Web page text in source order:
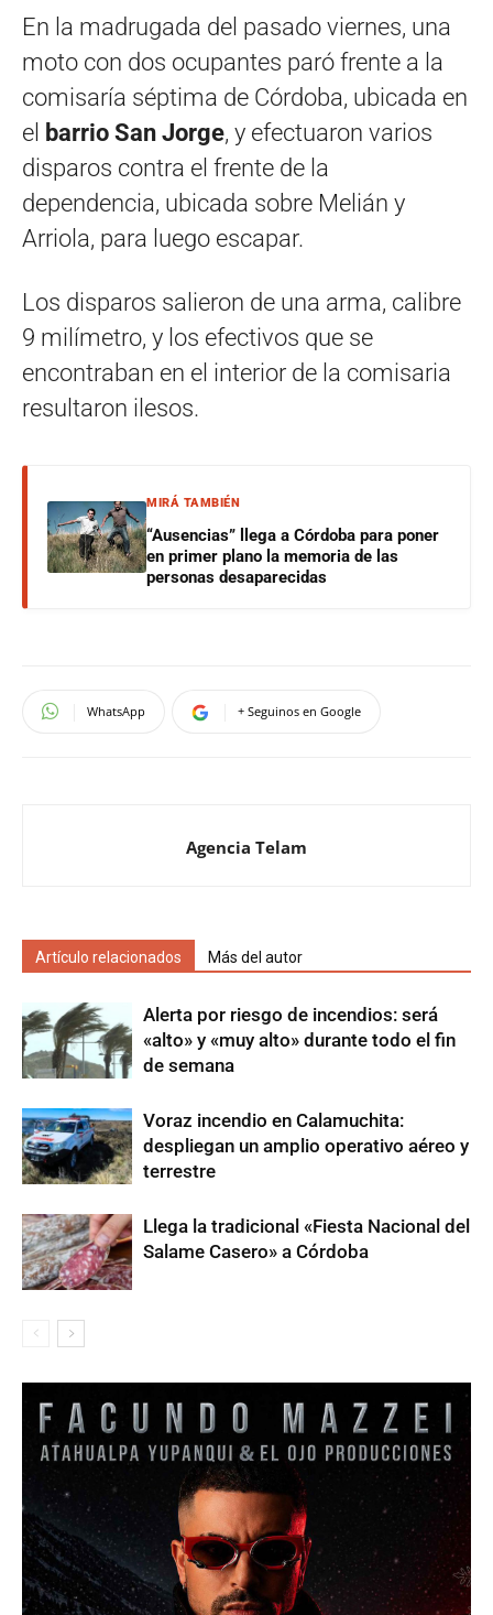
En la madrugada del pasado viernes, una
moto con dos ocupantes paró frente a la
comisaría séptima de Córdoba, ubicada en
el barrio San Jorge, y efectuaron varios
disparos contra el frente de la
dependencia, ubicada sobre Melián y
Arriola, para luego escapar.
Los disparos salieron de una arma, calibre
9 milímetro, y los efectivos que se
encontraban en el interior de la comisaria
resultaron ilesos.
MIRÁ TAMBIÉN
“Ausencias” llega a Córdoba para poner
en primer plano la memoria de las
personas desaparecidas
WhatsApp + Seguinos en Google
Agencia Telam
Artículo relacionados Más del autor
Alerta por riesgo de incendios: será
«alto» y «muy alto» durante todo el fin
de semana
Voraz incendio en Calamuchita:
despliegan un amplio operativo aéreo y
terrestre
Llega la tradicional «Fiesta Nacional del
Salame Casero» a Córdoba